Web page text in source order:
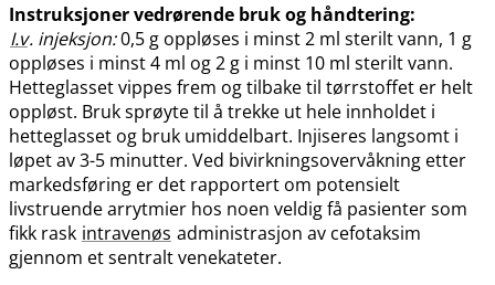
Instruksjoner vedrørende bruk og håndtering:
I.v. injeksjon:0,5 g oppløses i minst 2 ml sterilt vann, 1 g
oppløses i minst 4 ml og 2 g i minst 10 ml sterilt vann.
Hetteglasset vippes frem og tilbake til tørrstoffet er helt
oppløst. Bruk sprøyte til å trekke ut hele innholdet i
hetteglasset og bruk umiddelbart. Injiseres langsomt i
løpet av 3-5 minutter. Ved bivirkningsovervåkning etter
markedsføring er det rapportert om potensielt
livstruende arrytmier hos noen veldig få pasienter som
fikk rask intravenøs administrasjon av cefotaksim
gjennom et sentralt venekateter.